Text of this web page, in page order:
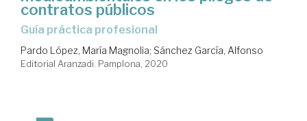
contratos públicos
Guía práctica profesional
Pardo López, María Magnolia; Sánchez García, Alfonso
Editorial Aranzadi. Pamplona, 2020